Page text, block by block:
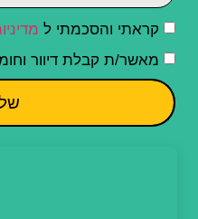
קראתי והסכמתי ל
מאשר/ת קבלת דיוור